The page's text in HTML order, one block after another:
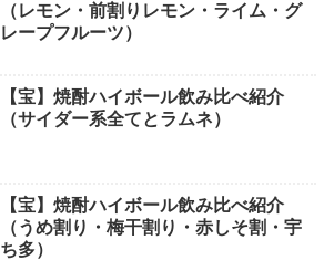
（レモン・前割りレモン・ライム・グ
レープフルーツ）
【宝】焼酎ハイボール飲み比べ紹介
（サイダー系全てとラムネ）
【宝】焼酎ハイボール飲み比べ紹介
（うめ割り・梅干割り・赤しそ割・宇
ち多）